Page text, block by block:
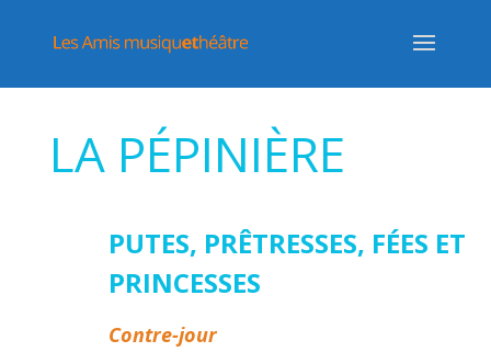
LA PÉPINIÈRE
PUTES, PRÊTRESSES, FÉES ET
PRINCESSES
Contre-jour